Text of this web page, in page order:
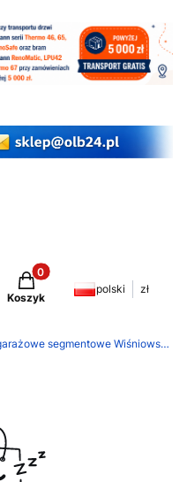
Produkty w koszyku: 0.
Koszyk
polski zł
Bramy garażowe segmentowe Wiśniowski Unipro